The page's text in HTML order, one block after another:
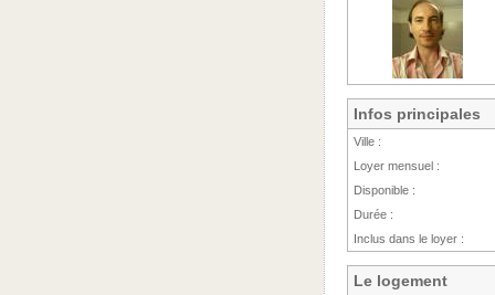
Infos principales
Ville :
Loyer mensuel :
Disponible :
Durée :
Inclus dans le loyer :
Le logement